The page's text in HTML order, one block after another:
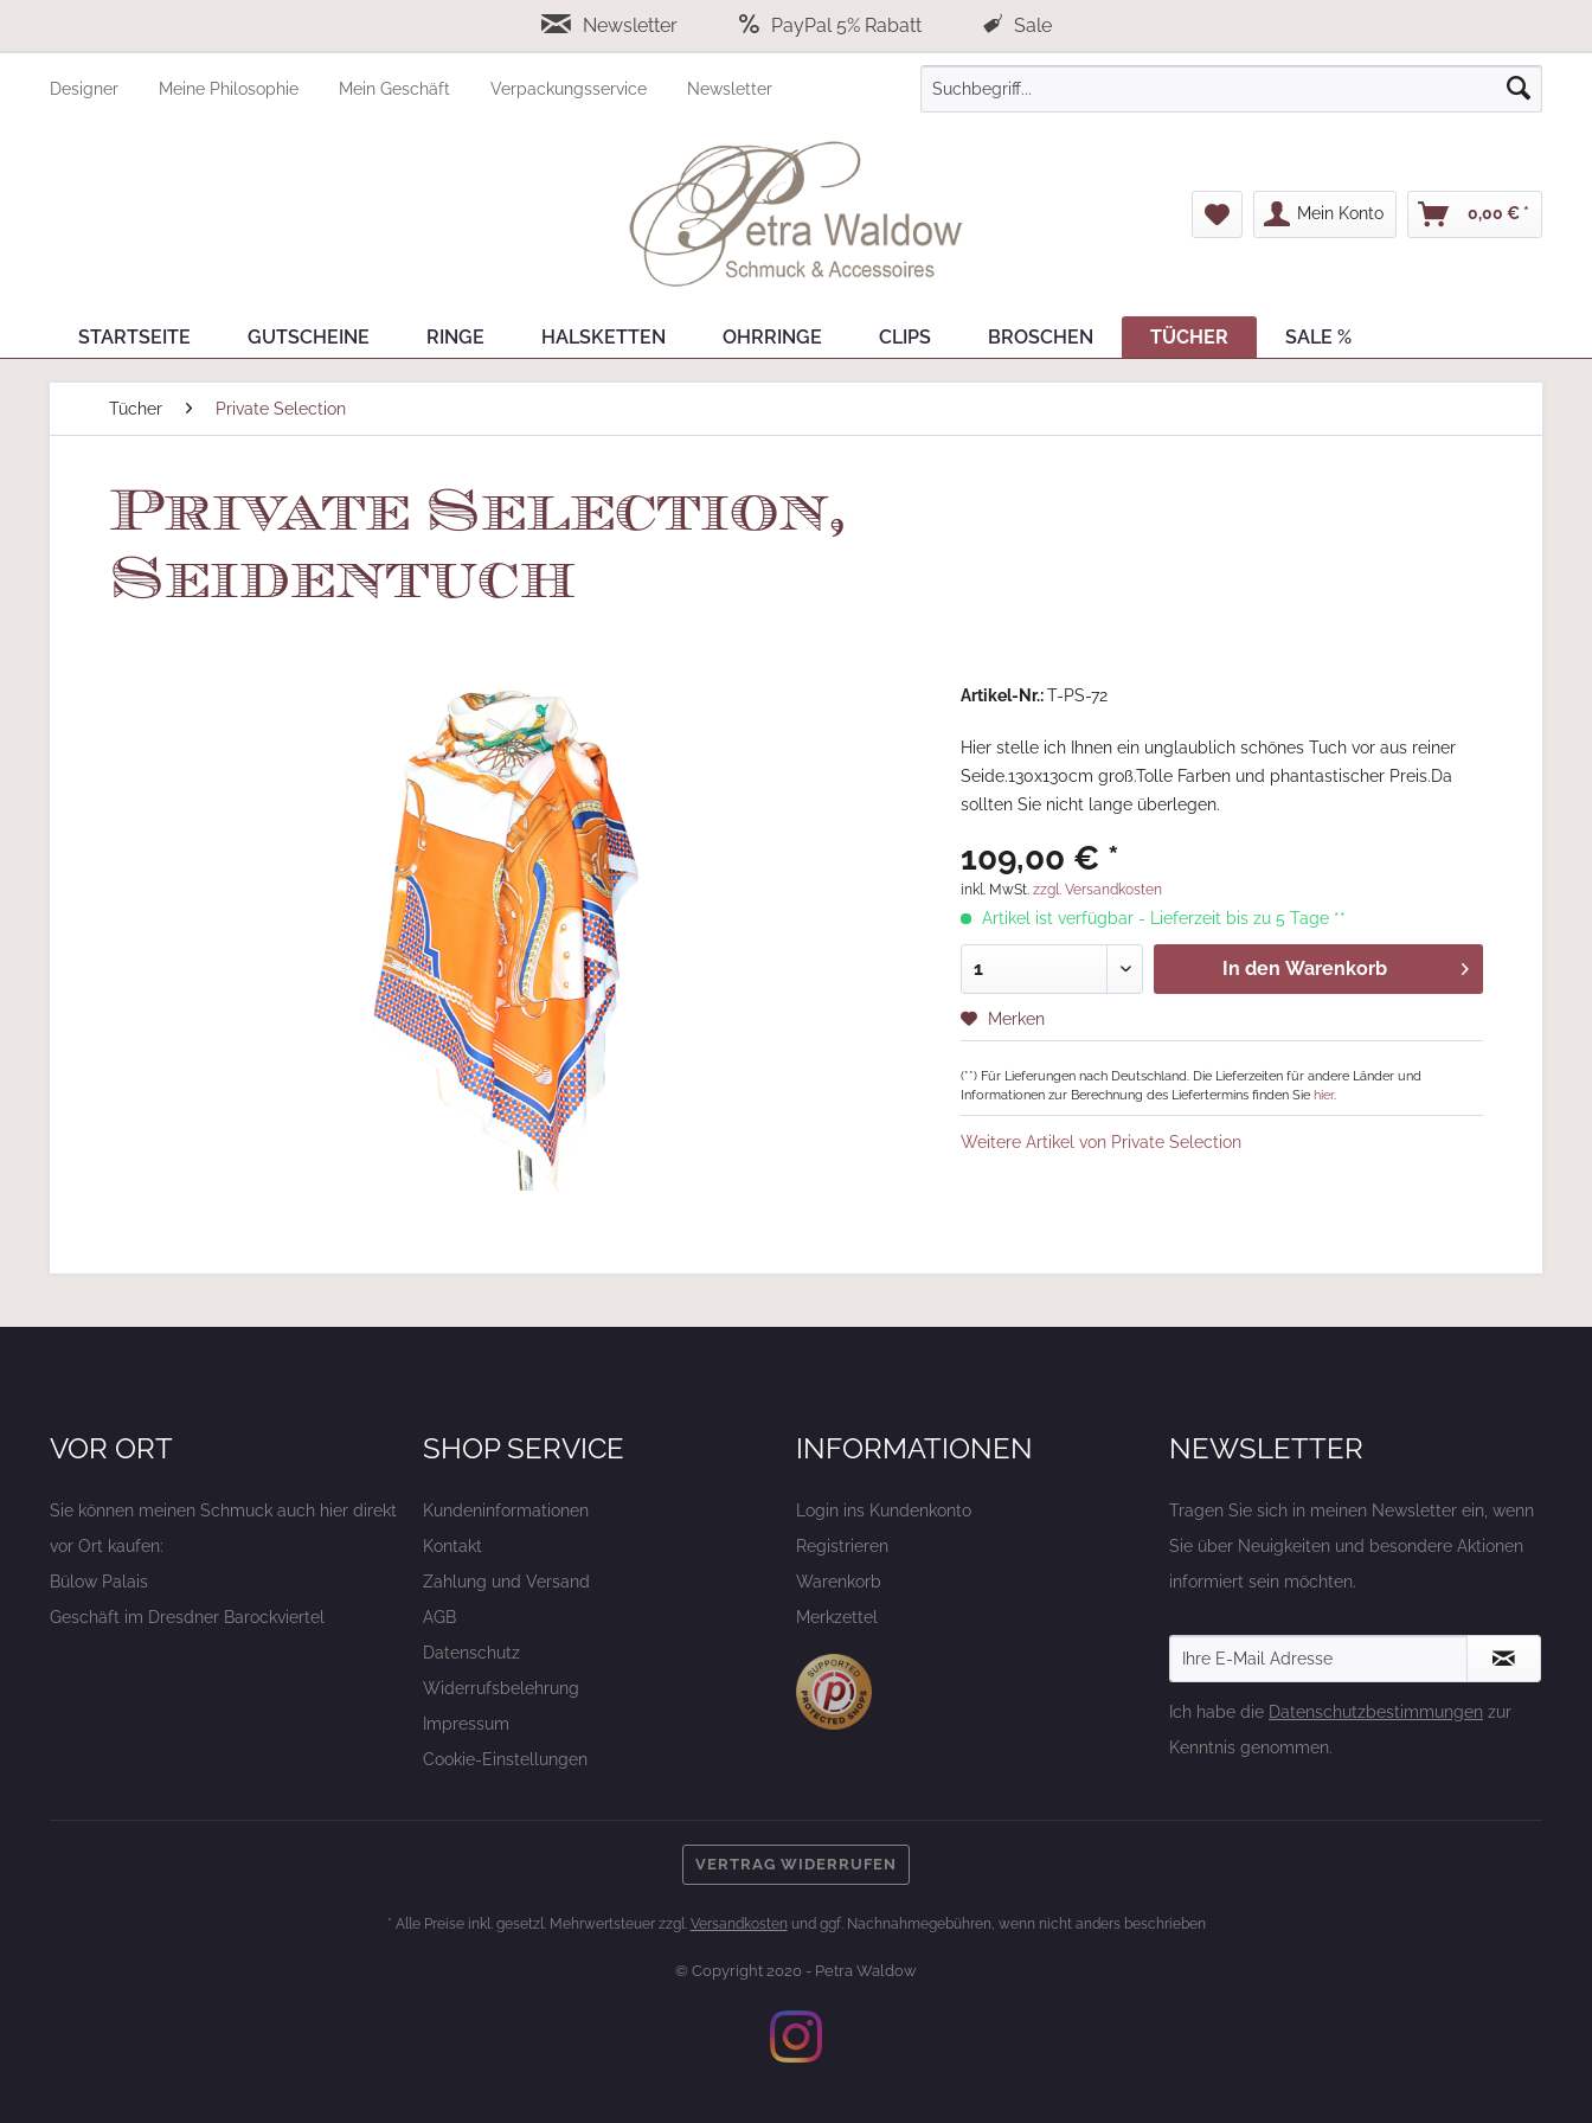
Newsletter PayPal 5% Rabatt Sale
Designer Meine Philosophie Mein Geschäft Verpackungsservice Newsletter
Mein Konto 0,00 € *
STARTSEITE GUTSCHEINE RINGE HALSKETTEN OHRRINGE CLIPS BROSCHEN TÜCHER SALE %
Tücher Private Selection
Private Selection,
Seidentuch
Artikel-Nr.:T-PS-72
Hier stelle ich Ihnen ein unglaublich schönes Tuch vor aus reiner
Seide.130x130cm groß.Tolle Farben und phantastischer Preis.Da
sollten Sie nicht lange überlegen.
109,00 € *
inkl. MwSt.zzgl. Versandkosten
Artikel ist verfügbar - Lieferzeit bis zu 5 Tage **
In den Warenkorb
Merken
(**) Für Lieferungen nach Deutschland. Die Lieferzeiten für andere Länder und
Informationen zur Berechnung des Liefertermins finden Siehier.
Weitere Artikel von Private Selection
VOR ORT
Sie können meinen Schmuck auch hier direkt
vor Ort kaufen:
Bülow Palais
Geschäft im Dresdner Barockviertel
SHOP SERVICE
Kundeninformationen
Kontakt
Zahlung und Versand
AGB
Datenschutz
Widerrufsbelehrung
Impressum
Cookie-Einstellungen
INFORMATIONEN
Login ins Kundenkonto
Registrieren
Warenkorb
Merkzettel
NEWSLETTER
Tragen Sie sich in meinen Newsletter ein, wenn
Sie über Neuigkeiten und besondere Aktionen
informiert sein möchten.
Ich habe die Datenschutzbestimmungen zur
Kenntnis genommen.
VERTRAG WIDERRUFEN
* Alle Preise inkl. gesetzl. Mehrwertsteuer zzgl. Versandkosten und ggf. Nachnahmegebühren, wenn nicht anders beschrieben
© Copyright 2020 - Petra Waldow